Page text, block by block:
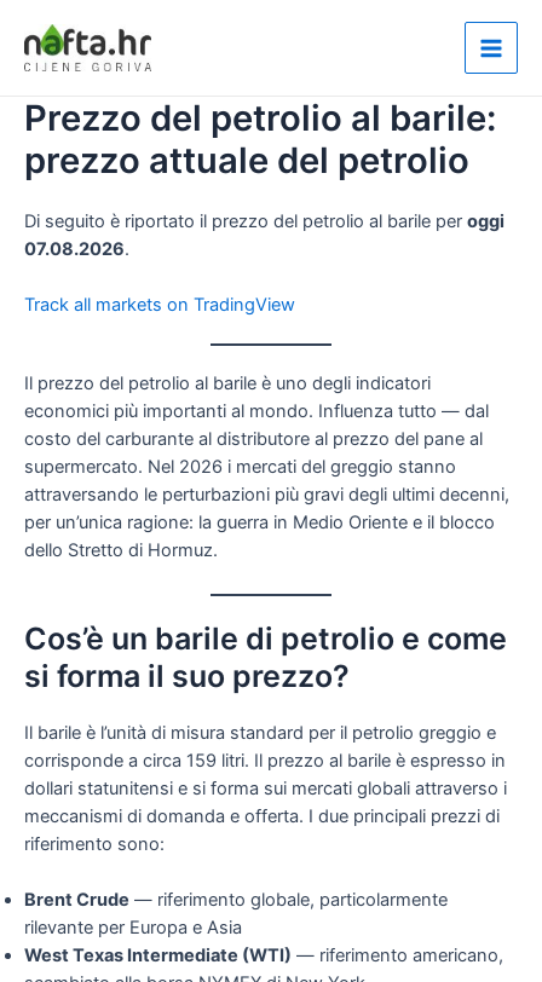
contenuto
Main
Prezzo del petrolio al barile:
prezzo attuale del petrolio
Di seguito è riportato il prezzo del petrolio al barile per oggi
07.08.2026.
Track all markets on TradingView
Il prezzo del petrolio al barile è uno degli indicatori
economici più importanti al mondo. Influenza tutto — dal
costo del carburante al distributore al prezzo del pane al
supermercato. Nel 2026 i mercati del greggio stanno
attraversando le perturbazioni più gravi degli ultimi decenni,
per un’unica ragione: la guerra in Medio Oriente e il blocco
dello Stretto di Hormuz.
Cos’è un barile di petrolio e come
si forma il suo prezzo?
Il barile è l’unità di misura standard per il petrolio greggio e
corrisponde a circa 159 litri. Il prezzo al barile è espresso in
dollari statunitensi e si forma sui mercati globali attraverso i
meccanismi di domanda e offerta. I due principali prezzi di
riferimento sono:
Brent Crude — riferimento globale, particolarmente
rilevante per Europa e Asia
West Texas Intermediate (WTI) — riferimento americano,